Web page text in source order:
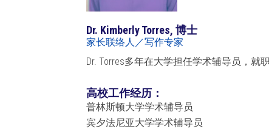
Dr. Kimberly Torres, 博士
家长联络人／写作专家
Dr. Torres多年在大学担任学术辅导员，就
高校工作经历：
普林斯顿大学学术辅导员
宾夕法尼亚大学学术辅导员